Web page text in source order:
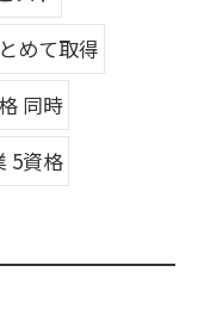
めて取得
同時
5資格